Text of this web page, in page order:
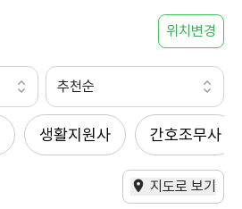
위치변경
추천순
생활지원사 간호조무사
지도로 보기